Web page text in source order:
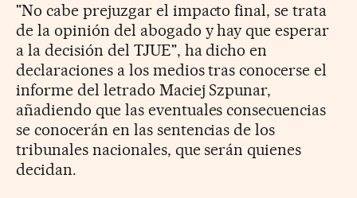
"No cabe prejuzgar el impacto final, se trata
de la opinión del abogado y hay que esperar
a la decisión del TJUE", ha dicho en
declaraciones a los medios tras conocerse el
informe del letrado Maciej Szpunar,
añadiendo que las eventuales consecuencias
se conocerán en las sentencias de los
tribunales nacionales, que serán quienes
decidan.